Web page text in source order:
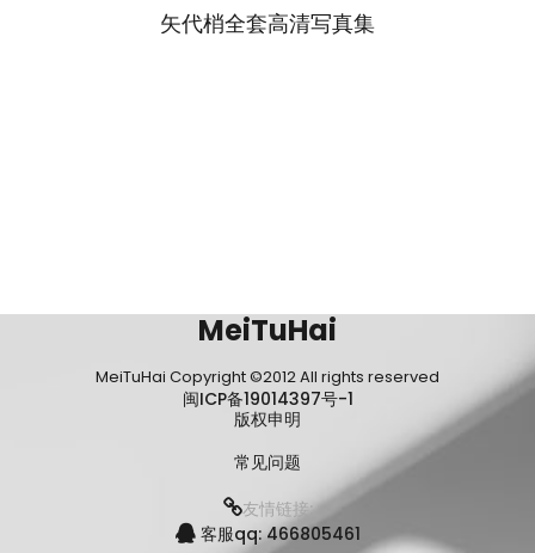
矢代梢全套高清写真集
MeiTuHai
MeiTuHai Copyright ©2012 All rights reserved
闽ICP备19014397号-1
版权申明
常见问题
友情链接:
客服qq: 466805461